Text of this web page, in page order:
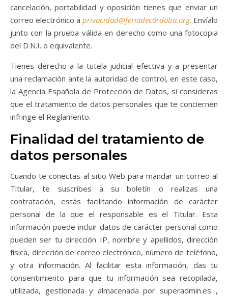
cancelación, portabilidad y oposición tienes que enviar un
correo electrónico a privacidad@feriadecórdoba.org. Envíalo
junto con la prueba válida en derecho como una fotocopia
del D.N.I. o equivalente.
Tienes derecho a la tutela judicial efectiva y a presentar
una reclamación ante la autoridad de control, en este caso,
la Agencia Española de Protección de Datos, si consideras
que el tratamiento de datos personales que te conciernen
infringe el Reglamento.
Finalidad del tratamiento de
datos personales
Cuando te conectas al sitio Web para mandar un correo al
Titular, te suscribes a su boletín o realizas una
contratación, estás facilitando información de carácter
personal de la que el responsable es el Titular. Esta
información puede incluir datos de carácter personal como
pueden ser tu dirección IP, nombre y apellidos, dirección
física, dirección de correo electrónico, número de teléfono,
y otra información. Al facilitar esta información, das tu
consentimiento para que tu información sea recopilada,
utilizada, gestionada y almacenada por superadmin.es ,